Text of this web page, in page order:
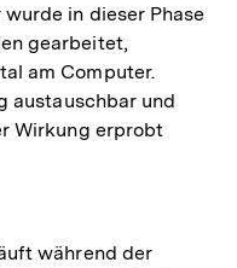
in dieser Phase
gearbeitet,
am Computer.
austauschbar und
Wirkung erprobt
während der